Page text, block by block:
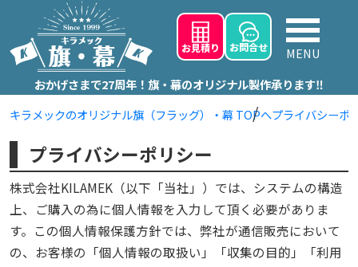
お見積り お問合せ
MENU
おかげさまで27周年！旗・幕のオリジナル製作承ります‼
キラメックのオリジナル旗（フラッグ）・幕 TOPへプライバシーポ
プライバシーポリシー
株式会社KILAMEK（以下「当社」）では、システムの構造
上、ご購入の為に個人情報を入力して頂く必要がありま
す。この個人情報保護方針では、弊社が通信販売において
の、お客様の「個人情報の取扱い」「収集の目的」「利用